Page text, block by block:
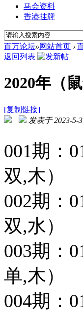
马会资料
香港挂牌
百万论坛»网站首页 ›
返回列表
2020年（
[复制链接]
发表于 2023-5-
001期：
双,木）
002期：
双,水）
003期：
单,木）
004期：